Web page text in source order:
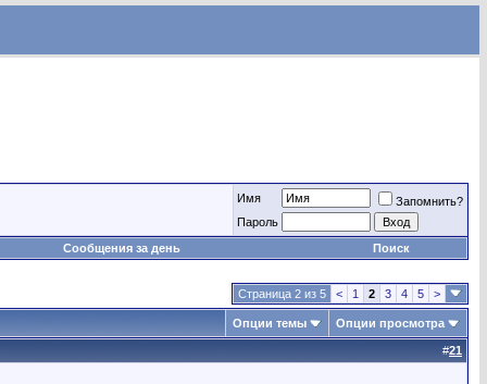
Имя
Запомнить?
Пароль
Сообщения за день
Поиск
Страница 2 из 5 < 1 2 3 4 5 >
Опции темы Опции просмотра
#21